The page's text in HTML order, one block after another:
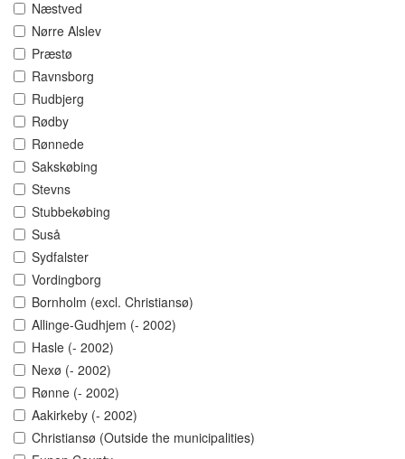
Næstved
Nørre Alslev
Præstø
Ravnsborg
Rudbjerg
Rødby
Rønnede
Sakskøbing
Stevns
Stubbekøbing
Suså
Sydfalster
Vordingborg
Bornholm (excl. Christiansø)
Allinge-Gudhjem (- 2002)
Hasle (- 2002)
Nexø (- 2002)
Rønne (- 2002)
Aakirkeby (- 2002)
Christiansø (Outside the municipalities)